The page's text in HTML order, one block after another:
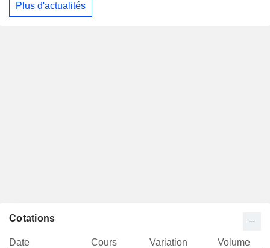
Plus d'actualités
Cotations
Date Cours Variation
Volume